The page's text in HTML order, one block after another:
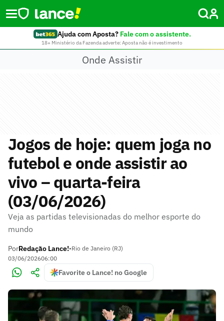
Ajuda com Aposta? Fale com o assistente.
18+ Ministério da Fazenda adverte: Aposta não é investimento
Onde Assistir
Jogos de hoje: quem joga no
futebol e onde assistir ao
vivo – quarta-feira
(03/06/2026)
Veja as partidas televisionadas do melhor esporte do
mundo
PorRedação Lance!•Rio de Janeiro (RJ)
03/06/202606:00
Favorite o Lance! no Google